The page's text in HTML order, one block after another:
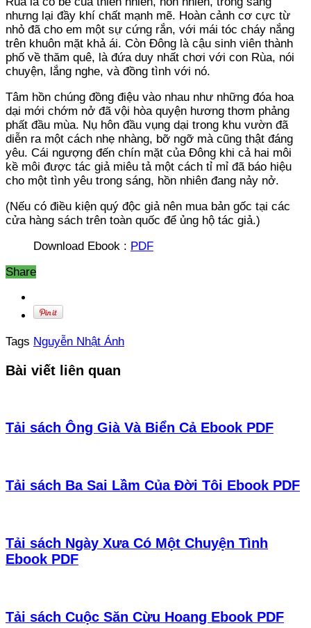
nhưng lại đầy khí chất mạnh mẽ. Hoàn cảnh cơ cực từ
nhỏ đã cho em một sự cứng rắn, với mái tóc cháy nắng
trên khuôn mặt khả ái. Còn Đông là cậu sinh viên thành
phố về thăm quê, là đứa duy nhất chơi với con Rùa, nói
chuyện, lắng nghe, và đồng tình với nó.
Tâm hồn chúng đồng điệu vào nhau như những đóa hoa
dại mới chớm nở đã vội hòa quyện hương thơm phảng
phất đầu mùa. Nụ hôn đầu vụng dại trong khu vườn đã
diễn ra một cách nhẹ nhàng, bỡ ngỡ mà cũng thật đáng
yêu. Cái ngượng đến chín mặt của Đông khi cả hai môi
kề môi được tác giả miêu tả một cách tỉ mỉ đã báo hiệu
cho một tình yêu trong sáng, hồn nhiên đang nảy nở.
(Nếu có điều kiện quý độc giả nên mua bản gốc tại các
cửa hàng sách trên toàn quốc để ủng hộ tác giả.)
Download Ebook : PDF
Share
Tags Nguyễn Nhật Ánh
Bài viết liên quan
Tải sách Ông Già Và Biển Cả Ebook PDF
Tải sách Ba Sai Lầm Của Đời Tôi Ebook PDF
Tải sách Ngày Xưa Có Một Chuyện Tình
Ebook PDF
Tải sách Cuộc Săn Cừu Hoang Ebook PDF